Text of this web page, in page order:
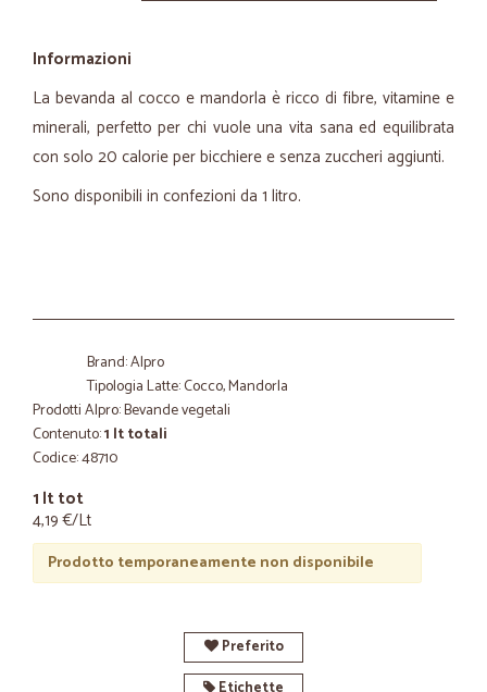
Informazioni
La bevanda al cocco e mandorla è ricco di fibre, vitamine e
minerali, perfetto per chi vuole una vita sana ed equilibrata
con solo 20 calorie per bicchiere e senza zuccheri aggiunti.
Sono disponibili in confezioni da 1 litro.
Brand: Alpro
Tipologia Latte: Cocco, Mandorla
Prodotti Alpro: Bevande vegetali
Contenuto:1 lt totali
Codice: 48710
1 lt tot
4,19 €/Lt
Prodotto temporaneamente non disponibile
Preferito